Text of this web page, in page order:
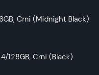
Crni (Midnight Black)
128GB, Crni (Black)